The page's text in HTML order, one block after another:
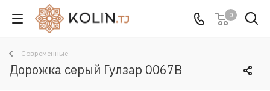
0
Современные
Дорожка серый Гулзар 0067B